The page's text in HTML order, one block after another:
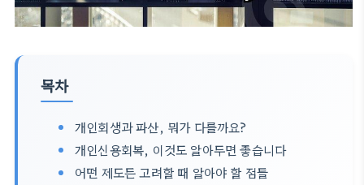
목차
개인회생과 파산, 뭐가 다를까요?
개인신용회복, 이것도 알아두면 좋습니다
어떤 제도든 고려할 때 알아야 할 점들